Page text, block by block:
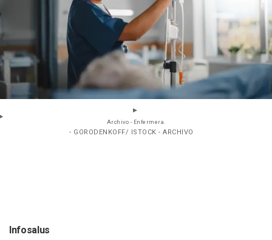
Archivo - Enfermera.
- GORODENKOFF/ ISTOCK - ARCHIVO
Infosalus